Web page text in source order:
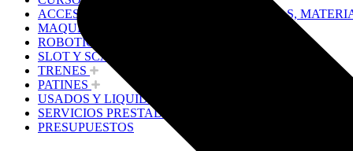
ACCESORIOS, HERRAMIENTAS, PINTURAS,
MAQUETAS ESTÁTICAS Y COLECCIÓN
ROBOTICA Y GADGETS ELECTRÓNICOS
SLOT Y SCALEXTRIC
TRENES
PATINES
USADOS Y LIQUIDACION
SERVICIOS PRESTADOS
PRESUPUESTOS